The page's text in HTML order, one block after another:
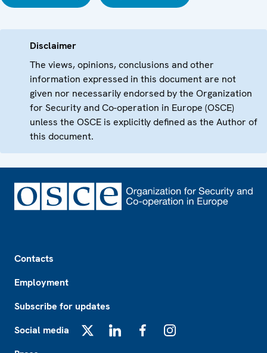
Disclaimer
The views, opinions, conclusions and other
information expressed in this document are not
given nor necessarily endorsed by the Organization
for Security and Co-operation in Europe (OSCE)
unless the OSCE is explicitly defined as the Author of
this document.
Contacts
Employment
Subscribe for updates
Social media